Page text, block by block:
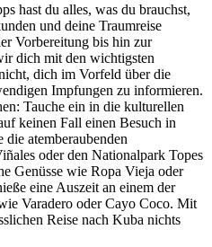
hast du alles, was du brauchst,
und deine Traumreise
Vorbereitung bis hin zur
dich mit den wichtigsten
dich im Vorfeld über die
Impfungen zu informieren.
Tauche ein in die kulturellen
keinen Fall einen Besuch in
atemberaubenden
oder den Nationalpark Topes
Genüsse wie Ropa Vieja oder
eine Auszeit an einem der
Varadero oder Cayo Coco. Mit
Reise nach Kuba nichts